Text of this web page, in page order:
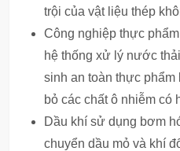
trội của vật liệu thép
Công nghiệp thực
hệ thống xử lý nước
sinh an toàn thực phẩm
bỏ các chất ô nhiễm có
Dầu khí sử dụng bơm
chuyển dầu mỏ và khí